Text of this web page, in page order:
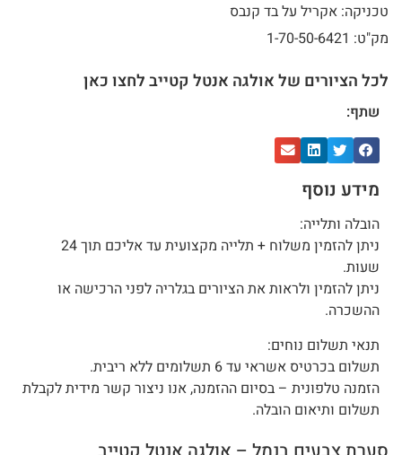
טכניקה: אקריל על בד קנבס
מק"ט: 1-70-50-6421
לכל הציורים של אולגה אנטל קטייב לחצו כאן
שתף:
מידע נוסף
הובלה ותלייה:
ניתן להזמין משלוח + תלייה מקצועית עד אליכם תוך 24
שעות.
ניתן להזמין ולראות את הציורים בגלריה לפני הרכישה או
ההשכרה.
תנאי תשלום נוחים:
תשלום בכרטיס אשראי עד 6 תשלומים ללא ריבית.
הזמנה טלפונית – בסיום ההזמנה, אנו ניצור קשר מידית לקבלת
תשלום ותיאום הובלה.